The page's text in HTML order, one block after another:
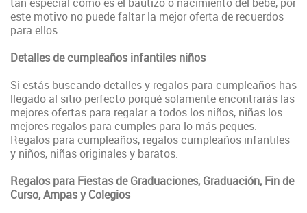
este motivo no puede faltar la mejor oferta de recuerdos
para ellos.
Detalles de cumpleaños infantiles niños
Si estás buscando detalles y regalos para cumpleaños has
llegado al sitio perfecto porqué solamente encontrarás las
mejores ofertas para regalar a todos los niños, niñas los
mejores regalos para cumples para lo más peques.
Regalos para cumpleaños, regalos cumpleaños infantiles
y niños, niñas originales y baratos.
Regalos para Fiestas de Graduaciones, Graduación, Fin de
Curso, Ampas y Colegios